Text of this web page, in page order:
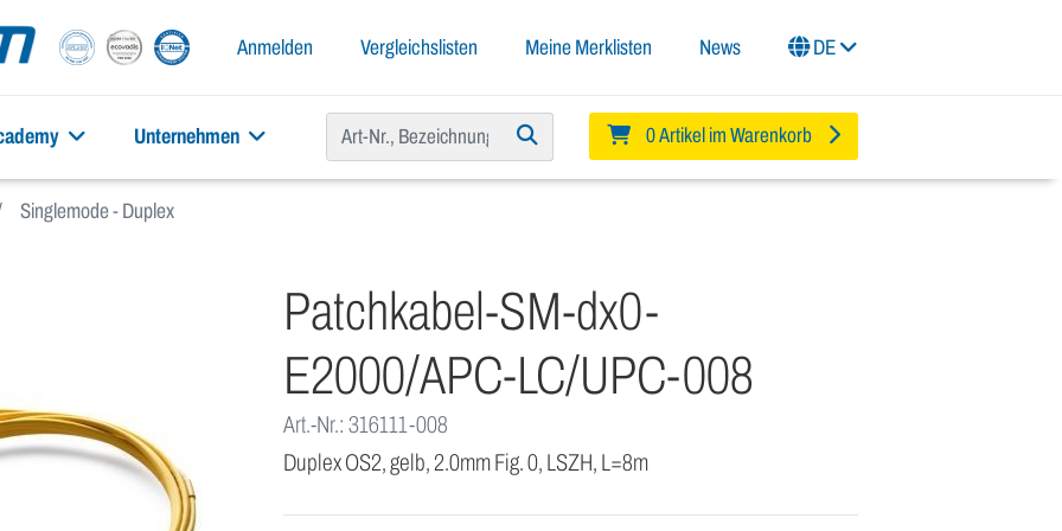
Anmelden Vergleichslisten Meine Merklisten News DE
Unternehmen 0 Artikel im Warenkorb
Singlemode - Duplex
Patchkabel-SM-dx0-
E2000/APC-LC/UPC-008
Art.-Nr.: 316111-008
Duplex OS2, gelb, 2.0mm Fig. 0, LSZH, L=8m